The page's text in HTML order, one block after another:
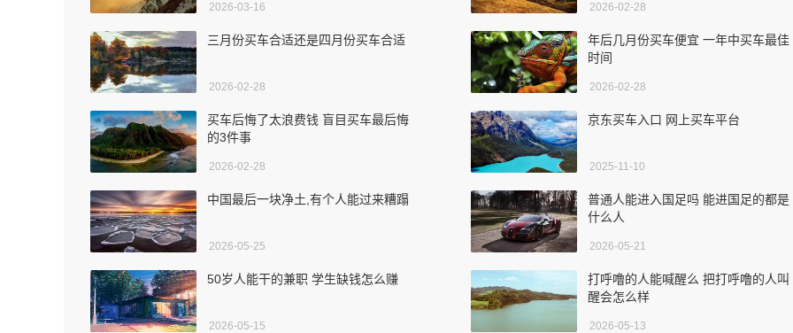
2026-03-16 2026-02-28
三月份买车合适还是四月份买车合适
2026-02-28
年后几月份买车便宜 一年中买车最佳
时间
2026-02-28
买车后悔了太浪费钱 盲目买车最后悔
的3件事
2026-02-28
京东买车入口 网上买车平台
2025-11-10
中国最后一块净土,有个人能过来糟蹋
2026-05-25
普通人能进入国足吗 能进国足的都是
什么人
2026-05-21
50岁人能干的兼职 学生缺钱怎么赚
2026-05-15
打呼噜的人能喊醒么 把打呼噜的人叫
醒会怎么样
2026-05-13